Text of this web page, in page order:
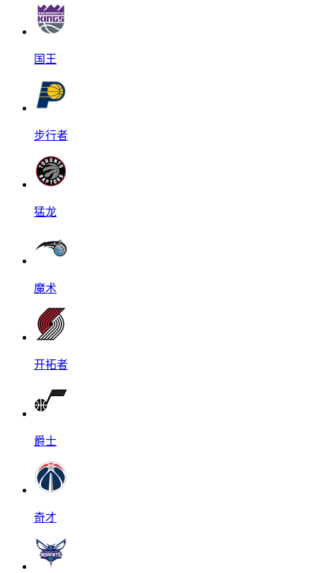
国王
步行者
猛龙
魔术
开拓者
爵士
奇才